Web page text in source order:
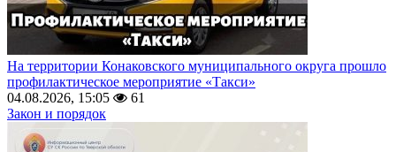
На территории Конаковского муниципального округа прошло
профилактическое мероприятие «Такси»
04.08.2026, 15:05
61
Закон и порядок